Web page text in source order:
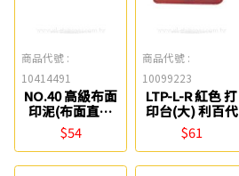
商品代號 :
10414491
NO.40 高級布面
印泥(布面直徑
41mm) Life
$54
商品代號 :
10099223
LTP-L-R 紅色 打
印台(大) 利百代
$61